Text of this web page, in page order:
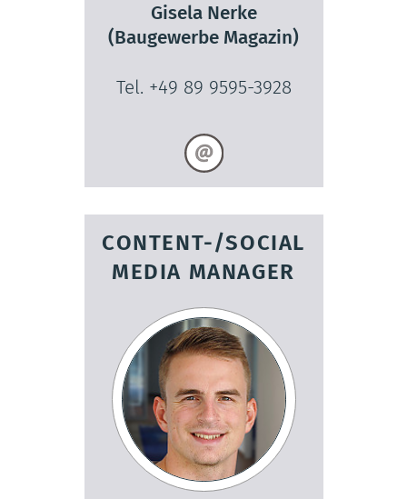
Gisela Nerke
(Baugewerbe Magazin)
Tel. +49 89 9595-3928
CONTENT-/SOCIAL
MEDIA MANAGER